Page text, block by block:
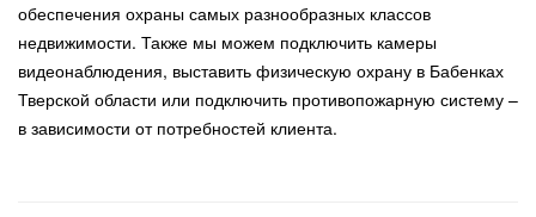
обеспечения охраны самых разнообразных классов
недвижимости. Также мы можем подключить камеры
видеонаблюдения, выставить физическую охрану в Бабенках
Тверской области или подключить противопожарную систему –
в зависимости от потребностей клиента.